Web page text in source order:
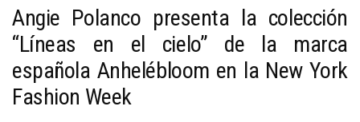
Angie Polanco presenta la colección
“Líneas en el cielo” de la marca
española Anhelébloom en la New York
Fashion Week